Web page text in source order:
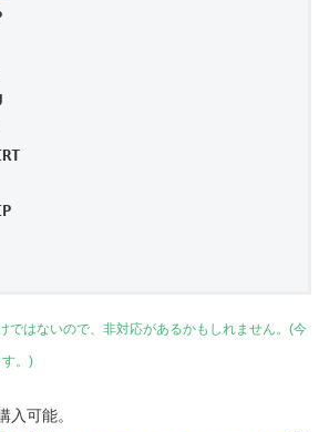
ではないので、非対応があるかもしれません。(今
す。)
入可能。